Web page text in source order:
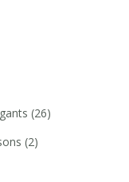
(26)
(2)